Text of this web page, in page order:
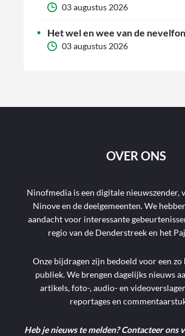
03 augustus 2026
Het wel en wee van de
03 augustus 2026
OVER ONS
Ninofmedia is een digitale nieuwszender,
Ninove en de deelgemeenten. We
aandacht voor interessante
regio van de Denderstreek en het
Onze bijdragen zijn bedoeld voor een
publiek. We brengen dagelijks nieuws
artikels, foto-, audio- en
reportages en
Heb je nieuws te melden? Contacteer ons